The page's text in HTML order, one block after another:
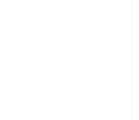
5 z 5 hvězdiček.
5 z 5 hvězdiček.